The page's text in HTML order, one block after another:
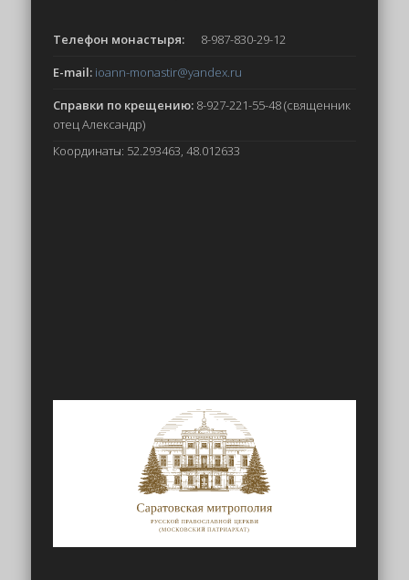
Телефон монастыря:
8-987-830-29-12
E-mail: ioann-monastir@yandex.ru
Справки по крещению: 8-927-221-55-48 (священник
отец Александр)
Координаты: 52.293463, 48.012633